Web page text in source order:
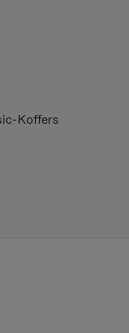
Koffers